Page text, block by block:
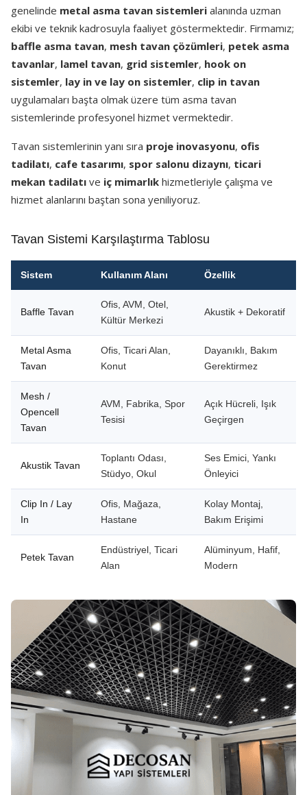
genelinde metal asma tavan sistemleri alanında uzman
ekibi ve teknik kadrosuyla faaliyet göstermektedir. Firmamız;
baffle asma tavan, mesh tavan çözümleri, petek asma
tavanlar, lamel tavan, grid sistemler, hook on
sistemler, lay in ve lay on sistemler, clip in tavan
uygulamaları başta olmak üzere tüm asma tavan
sistemlerinde profesyonel hizmet vermektedir.
Tavan sistemlerinin yanı sıra proje inovasyonu, ofis
tadilatı, cafe tasarımı, spor salonu dizaynı, ticari
mekan tadilatı ve iç mimarlık hizmetleriyle çalışma ve
hizmet alanlarını baştan sona yeniliyoruz.
Tavan Sistemi Karşılaştırma Tablosu
Sistem Kullanım Alanı Özellik
Baffle Tavan
Ofis, AVM, Otel,
Kültür Merkezi
Akustik + Dekoratif
Metal Asma
Tavan
Ofis, Ticari Alan,
Konut
Dayanıklı, Bakım
Gerektirmez
Mesh /
Opencell
Tavan
AVM, Fabrika, Spor
Tesisi
Açık Hücreli, Işık
Geçirgen
Akustik Tavan
Toplantı Odası,
Stüdyo, Okul
Ses Emici, Yankı
Önleyici
Clip In / Lay
In
Ofis, Mağaza,
Hastane
Kolay Montaj,
Bakım Erişimi
Petek Tavan
Endüstriyel, Ticari
Alan
Alüminyum, Hafif,
Modern